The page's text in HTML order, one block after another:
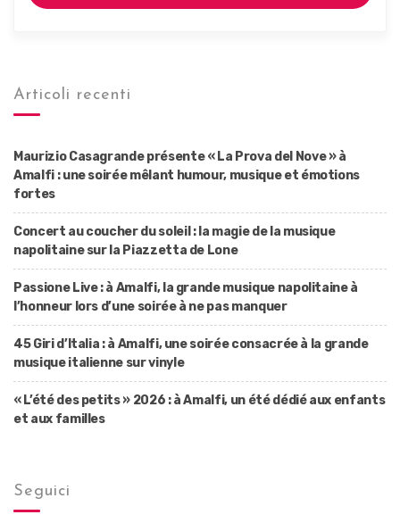
Articoli recenti
Maurizio Casagrande présente « La Prova del Nove » à
Amalfi : une soirée mêlant humour, musique et émotions
fortes
Concert au coucher du soleil : la magie de la musique
napolitaine sur la Piazzetta de Lone
Passione Live : à Amalfi, la grande musique napolitaine à
l’honneur lors d’une soirée à ne pas manquer
45 Giri d’Italia : à Amalfi, une soirée consacrée à la grande
musique italienne sur vinyle
« L’été des petits » 2026 : à Amalfi, un été dédié aux enfants
et aux familles
Seguici